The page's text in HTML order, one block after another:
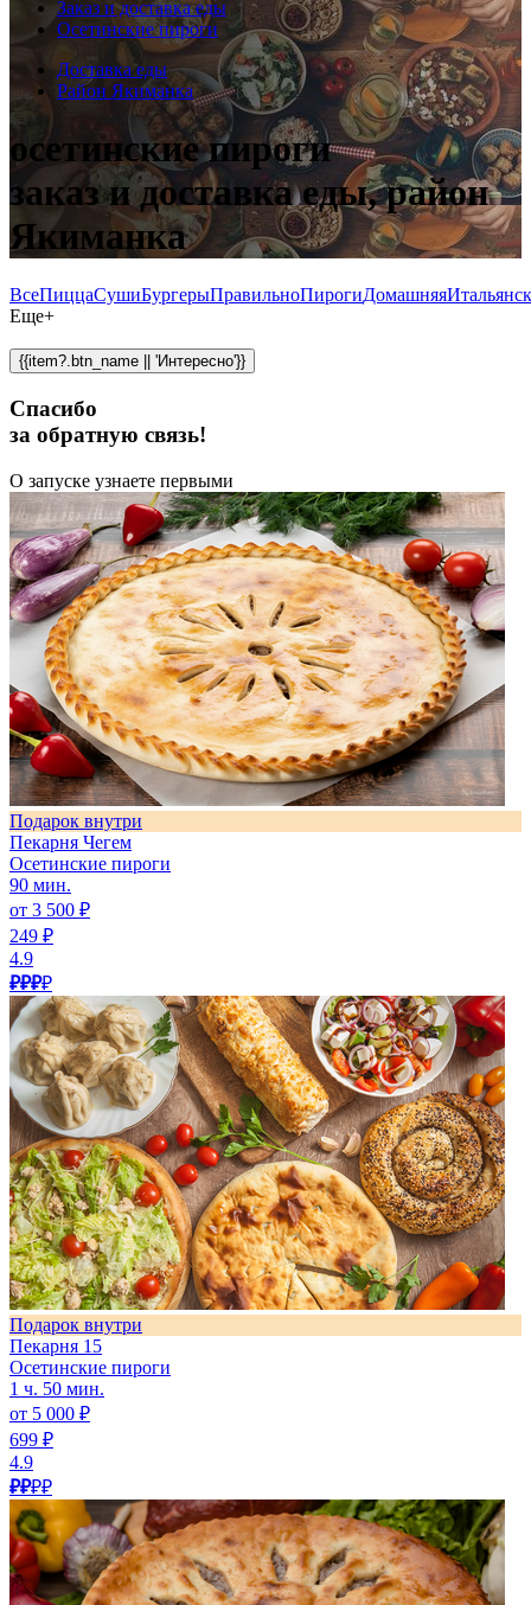
Заказ и доставка еды
Осетинские пироги
Доставка еды
Район Якиманка
осетинские пироги
заказ и доставка еды, район
Якиманка
ВсеПиццаСушиБургерыПравильноПирогиДомашняя
Еще+
{{item?.btn_name || 'Интересно'}}
Спасибо
за обратную связь!
О запуске узнаете первыми
Подарок внутри
Пекарня Чегем
Осетинские пироги
90 мин.
от 3 500 ₽
249 ₽
4.9
₽₽₽₽
Подарок внутри
Пекарня 15
Осетинские пироги
1 ч. 50 мин.
от 5 000 ₽
699 ₽
4.9
₽₽₽₽